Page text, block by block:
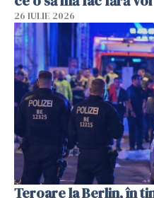
26 IULIE 2026
Teroare la Berlin, în